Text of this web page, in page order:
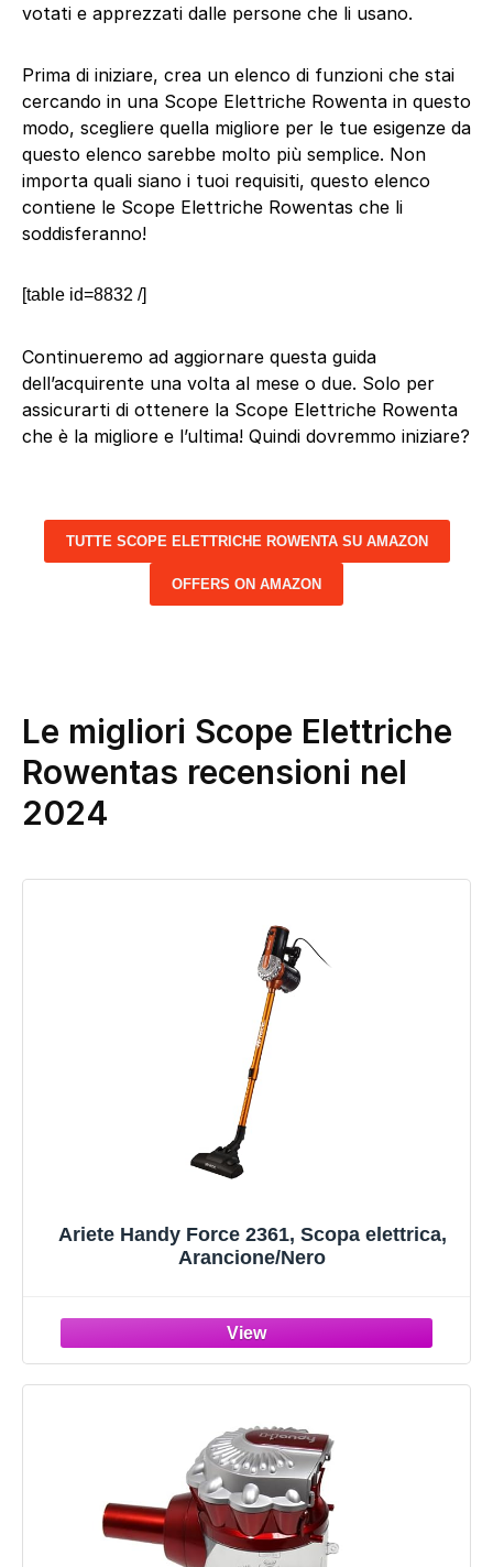
votati e apprezzati dalle persone che li usano.
Prima di iniziare, crea un elenco di funzioni che stai
cercando in una Scope Elettriche Rowenta in questo
modo, scegliere quella migliore per le tue esigenze da
questo elenco sarebbe molto più semplice. Non
importa quali siano i tuoi requisiti, questo elenco
contiene le Scope Elettriche Rowentas che li
soddisferanno!
[table id=8832 /]
Continueremo ad aggiornare questa guida
dell’acquirente una volta al mese o due. Solo per
assicurarti di ottenere la Scope Elettriche Rowenta
che è la migliore e l’ultima! Quindi dovremmo iniziare?
TUTTE SCOPE ELETTRICHE ROWENTA SU AMAZON
OFFERS ON AMAZON
Le migliori Scope Elettriche
Rowentas recensioni nel
2024
Ariete Handy Force 2361, Scopa elettrica,
Arancione/Nero